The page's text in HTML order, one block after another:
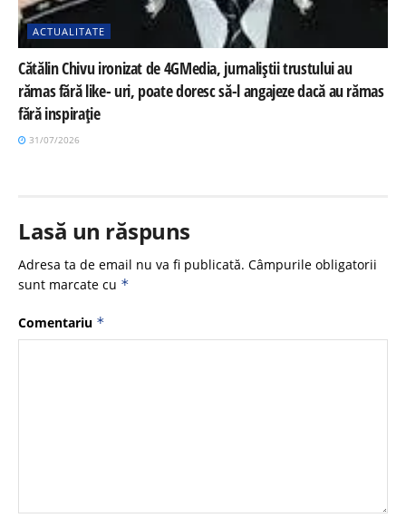
ACTUALITATE
Cătălin Chivu ironizat de 4GMedia, jurnaliștii trustului au
rămas fără like- uri, poate doresc să-l angajeze dacă au rămas
fără inspirație
31/07/2026
Lasă un răspuns
Adresa ta de email nu va fi publicată. Câmpurile obligatorii
sunt marcate cu *
Comentariu *